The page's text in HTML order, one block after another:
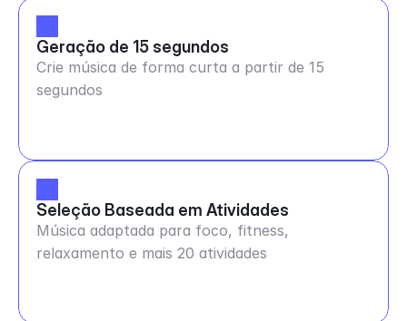
Geração de 15 segundos
Crie música de forma curta a partir de 15
segundos
Seleção Baseada em Atividades
Música adaptada para foco, fitness,
relaxamento e mais 20 atividades